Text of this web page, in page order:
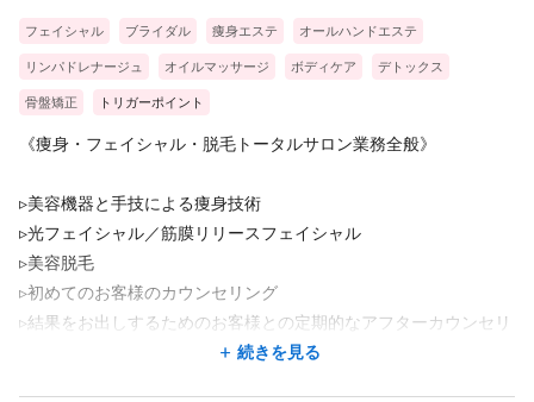
フェイシャル ブライダル 痩身エステ オールハンドエステ
リンパドレナージュ オイルマッサージ ボディケア デトックス
骨盤矯正 トリガーポイント
《痩身・フェイシャル・脱毛トータルサロン業務全般》
▹美容機器と手技による痩身技術
▹光フェイシャル／筋膜リリースフェイシャル
▹美容脱毛
▹初めてのお客様のカウンセリング
▹結果をお出しするためのお客様との定期的なアフターカウンセリ
続きを見る